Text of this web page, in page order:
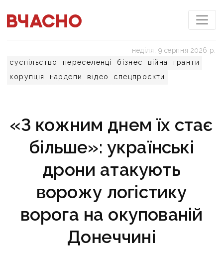
суспільство переселенці бізнес війна
гранти
корупція
нардепи відео спецпроєкти
неділя, 9 серпня 2026 р.
«З кожним днем їх стає
більше»: українські
дрони атакують
ворожу логістику
ворога на окупованій
Донеччині